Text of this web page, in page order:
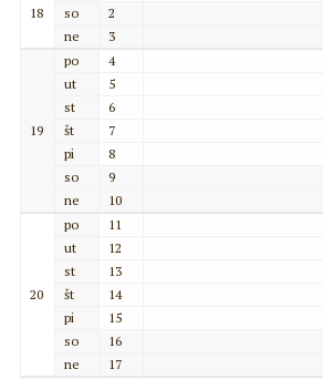
18
so
2
ne
3
19
po
4
ut
5
st
6
št
7
pi
8
so
9
ne
10
20
po
11
ut
12
st
13
št
14
pi
15
so
16
ne
17